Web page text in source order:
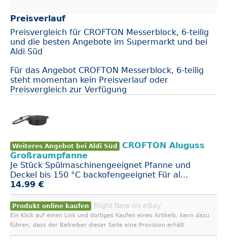
Preisverlauf
Preisvergleich für CROFTON Messerblock, 6-teilig
und die besten Angebote im Supermarkt und bei
Aldi Süd
Für das Angebot CROFTON Messerblock, 6-teilig
steht momentan kein Preisverlauf oder
Preisvergleich zur Verfügung
Weiteres Angebot bei Aldi Süd
CROFTON Aluguss
Großraumpfanne
Je Stück Spülmaschinengeeignet Pfanne und
Deckel bis 150 °C backofengeeignet Für al...
14.99 €
Produkt online kaufen Right Now on eBay
Ein Klick auf einen Link und dortiges Kaufen eines Artikels, kann dazu
führen, dass der Betreiber dieser Seite eine Provision erhält.